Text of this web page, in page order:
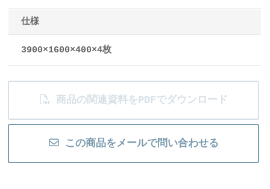
仕様
3900×1600×400×4枚
商品の関連資料をPDFでダウンロード
この商品をメールで問い合わせる